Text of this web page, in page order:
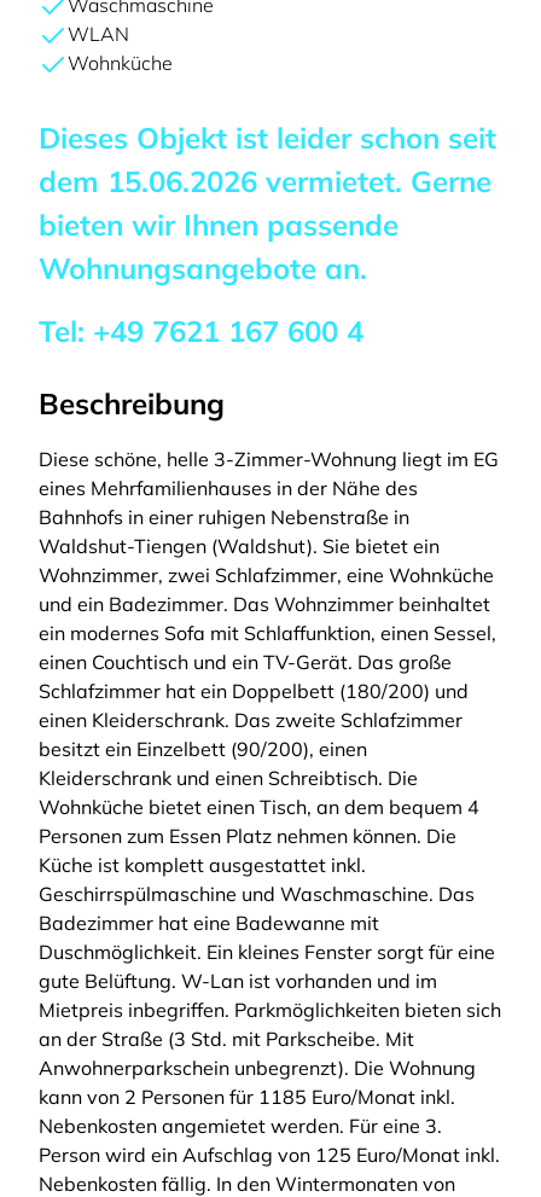
Waschmaschine
WLAN
Wohnküche
Dieses Objekt ist leider schon seit
dem 15.06.2026 vermietet. Gerne
bieten wir Ihnen passende
Wohnungsangebote an.
Tel: +49 7621 167 600 4
Beschreibung
Diese schöne, helle 3-Zimmer-Wohnung liegt im EG
eines Mehrfamilienhauses in der Nähe des
Bahnhofs in einer ruhigen Nebenstraße in
Waldshut-Tiengen (Waldshut). Sie bietet ein
Wohnzimmer, zwei Schlafzimmer, eine Wohnküche
und ein Badezimmer. Das Wohnzimmer beinhaltet
ein modernes Sofa mit Schlaffunktion, einen Sessel,
einen Couchtisch und ein TV-Gerät. Das große
Schlafzimmer hat ein Doppelbett (180/200) und
einen Kleiderschrank. Das zweite Schlafzimmer
besitzt ein Einzelbett (90/200), einen
Kleiderschrank und einen Schreibtisch. Die
Wohnküche bietet einen Tisch, an dem bequem 4
Personen zum Essen Platz nehmen können. Die
Küche ist komplett ausgestattet inkl.
Geschirrspülmaschine und Waschmaschine. Das
Badezimmer hat eine Badewanne mit
Duschmöglichkeit. Ein kleines Fenster sorgt für eine
gute Belüftung. W-Lan ist vorhanden und im
Mietpreis inbegriffen. Parkmöglichkeiten bieten sich
an der Straße (3 Std. mit Parkscheibe. Mit
Anwohnerparkschein unbegrenzt). Die Wohnung
kann von 2 Personen für 1185 Euro/Monat inkl.
Nebenkosten angemietet werden. Für eine 3.
Person wird ein Aufschlag von 125 Euro/Monat inkl.
Nebenkosten fällig. In den Wintermonaten von